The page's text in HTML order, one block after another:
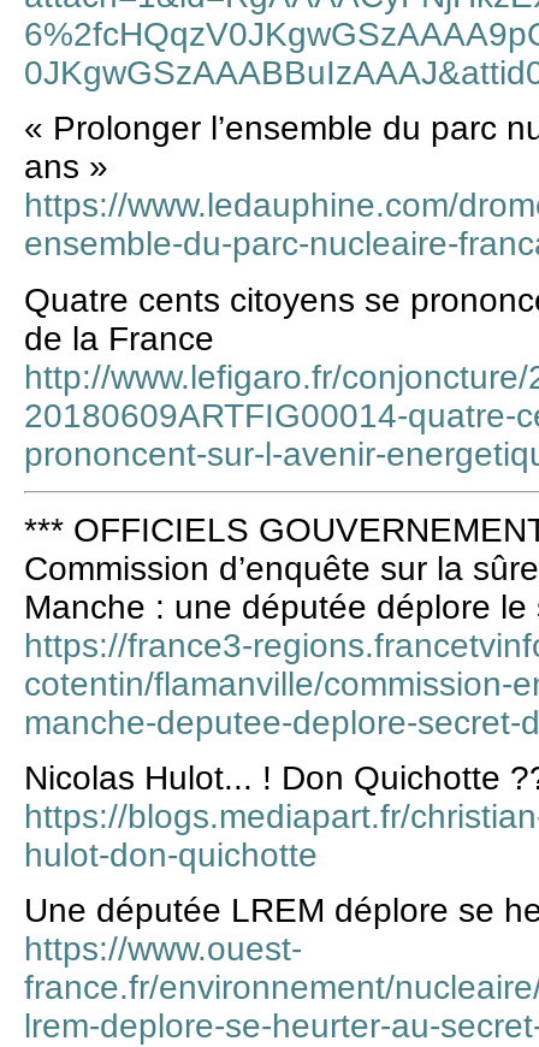
« Prolonger l’ensemble du parc
ans »
https://www.ledauphine.com/
ensemble-du-parc-nucleaire-
Quatre cents citoyens se
de la France
http://www.lefigaro.fr/
20180609ARTFIG00014-quatre-
prononcent-sur-l-avenir-
*** OFFICIELS
Commission d’enquête sur la
Manche : une députée déplore
https://france3-
cotentin/flamanville/commission-
manche-deputee-deplore-secret-
Nicolas Hulot... ! Don Quichotte
https://blogs.mediapart.fr/
hulot-don-quichotte
Une députée LREM déplore se
https://www.ouest-
france.fr/environnement/
lrem-deplore-se-heurter-au-